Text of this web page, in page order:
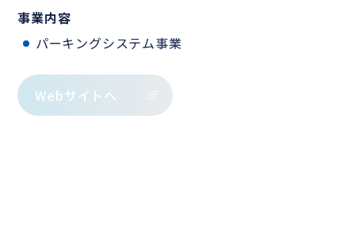
事業内容
パーキングシステム事業
Webサイトへ